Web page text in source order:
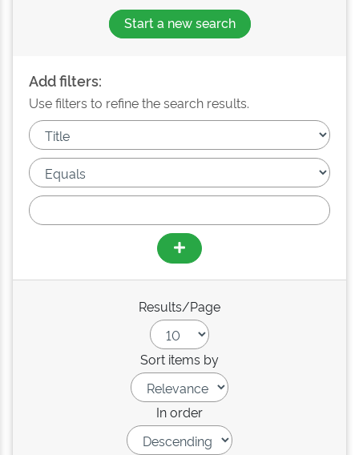
Start a new search
Add filters:
Use filters to refine the search results.
Results/Page
Sort items by
In order